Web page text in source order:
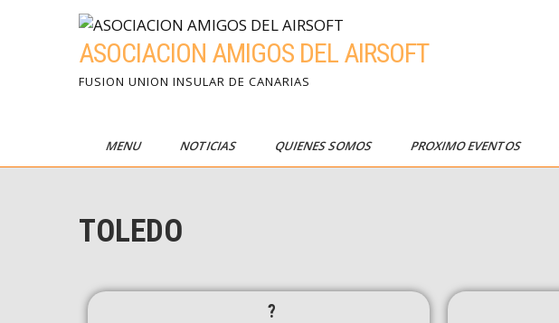
ASOCIACION AMIGOS DEL AIRSOFT
FUSION UNION INSULAR DE CANARIAS
MENU NOTICIAS QUIENES SOMOS PROXIMO EVENTOS
TOLEDO
?